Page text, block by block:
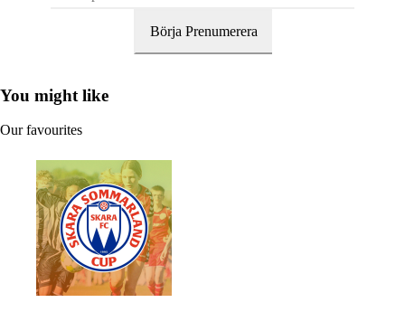
You might like
Our favourites